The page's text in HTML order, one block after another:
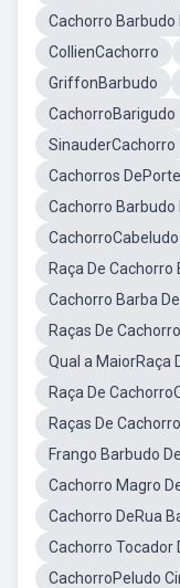
Cachorro Barbudo
CollienCachorro
GriffonBarbudo
CachorroBarigudo
SinauderCachorro
Cachorros
Cachorro Barbudo
CachorroCabeludo
Raça De Cachorro
Cachorro Barba
Raças De
Qual a MaiorRaça
Raça De
Raças De
Frango Barbudo
Cachorro Magro
Cachorro DeRua
Cachorro Tocador
CachorroPeludo